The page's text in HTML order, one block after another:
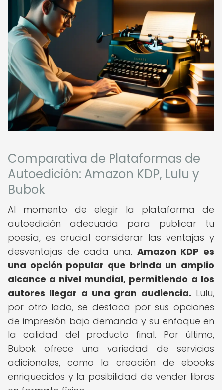
Comparativa de Plataformas de
Autoedición: Amazon KDP, Lulu y
Bubok
Al momento de elegir la plataforma de
autoedición adecuada para publicar tu
poesía, es crucial considerar las ventajas y
desventajas de cada una. Amazon KDP es
una opción popular que brinda un amplio
alcance a nivel mundial, permitiendo a los
autores llegar a una gran audiencia. Lulu,
por otro lado, se destaca por sus opciones
de impresión bajo demanda y su enfoque en
la calidad del producto final. Por último,
Bubok ofrece una variedad de servicios
adicionales, como la creación de ebooks
enriquecidos y la posibilidad de vender libros